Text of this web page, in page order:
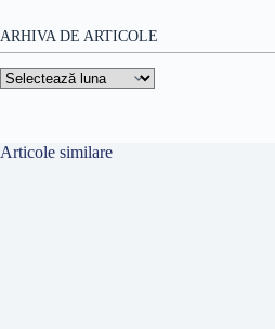
ARHIVA DE ARTICOLE
Arhiva
de
Articole similare